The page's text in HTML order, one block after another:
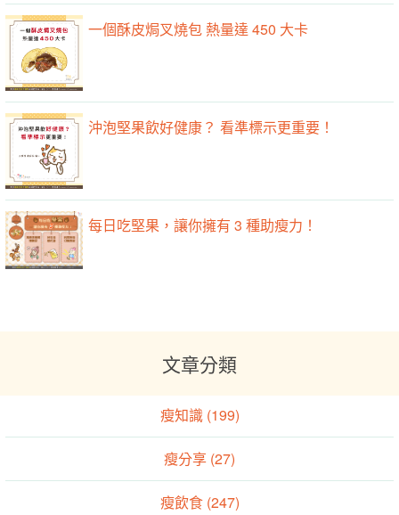
一個酥皮焗叉燒包 熱量達 450 大卡
沖泡堅果飲好健康？ 看準標示更重要！
每日吃堅果，讓你擁有 3 種助瘦力！
文章分類
瘦知識 (199)
瘦分享 (27)
瘦飲食 (247)